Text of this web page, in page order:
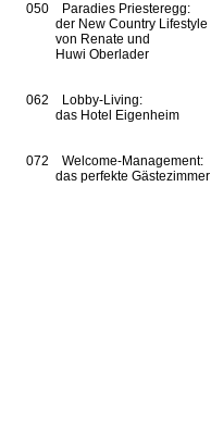
050 Paradies Priesteregg:
der New Country Lifestyle
von Renate und
Huwi Oberlader
062 Lobby-Living:
das Hotel Eigenheim
072 Welcome-Management:
das perfekte Gästezimmer